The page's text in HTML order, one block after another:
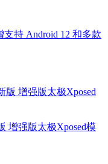
支持 Android 12 和多款
增强版太极Xposed模